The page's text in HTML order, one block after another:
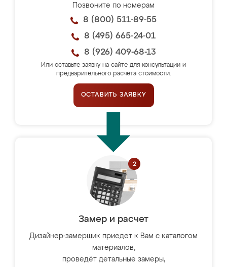
Позвоните по номерам
8 (800) 511-89-55
8 (495) 665-24-01
8 (926) 409-68-13
Или оставьте заявку на сайте для консультации и
предварительного расчёта стоимости.
ОСТАВИТЬ ЗАЯВКУ
Замер и расчет
Дизайнер-замерщик приедет к Вам с каталогом
материалов,
проведёт детальные замеры,